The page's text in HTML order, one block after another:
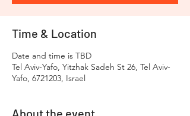
Time & Location
Date and time is TBD
Tel Aviv-Yafo, Yitzhak Sadeh St 26, Tel Aviv-
Yafo, 6721203, Israel
About the event